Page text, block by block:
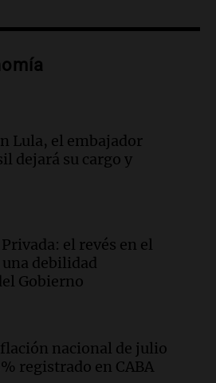
y retiraron hasta
de la servilleta que
para el primer
con Barcelona
"Sin Jorge, no sé si
llegado adonde llegó"
todos
y el sueño argentino de
una entrevista con Rony
Lula, el embajador
dejará su cargo y
el revés en el
debilidad
Gobierno
nacional de julio
registrado en CABA